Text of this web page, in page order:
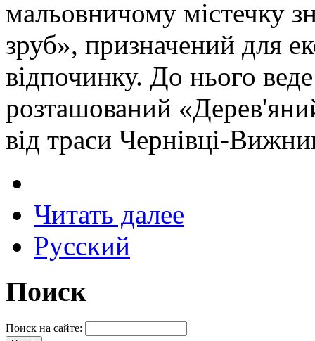
мальовничому містечку
зруб», призначений для
відпочинку. До нього
розташований
від траси Чернівці-
Читать далее
Русский
Поиск
Поиск на сайте: